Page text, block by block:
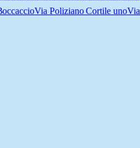
Via Poliziano Cortile uno